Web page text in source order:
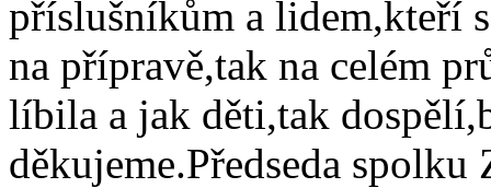
příslušníkům a lidem,kteří
na přípravě,tak na celém
líbila a jak děti,tak
děkujeme.Předseda spolku